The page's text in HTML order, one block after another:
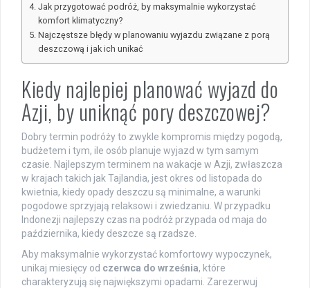
Jak przygotować podróż, by maksymalnie wykorzystać
komfort klimatyczny?
Najczęstsze błędy w planowaniu wyjazdu związane z porą
deszczową i jak ich unikać
Kiedy najlepiej planować wyjazd do
Azji, by uniknąć pory deszczowej?
Dobry termin podróży to zwykle kompromis między pogodą,
budżetem i tym, ile osób planuje wyjazd w tym samym
czasie. Najlepszym terminem na wakacje w Azji, zwłaszcza
w krajach takich jak Tajlandia, jest okres od listopada do
kwietnia, kiedy opady deszczu są minimalne, a warunki
pogodowe sprzyjają relaksowi i zwiedzaniu. W przypadku
Indonezji najlepszy czas na podróż przypada od maja do
października, kiedy deszcze są rzadsze.
Aby maksymalnie wykorzystać komfortowy wypoczynek,
unikaj miesięcy od czerwca do września, które
charakteryzują się największymi opadami. Zarezerwuj